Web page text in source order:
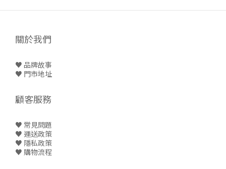
關於我們
♥ 品牌故事
♥ 門市地址
顧客服務
♥ 常見問題
♥ 運送政策
♥ 隱私政策
♥ 購物流程